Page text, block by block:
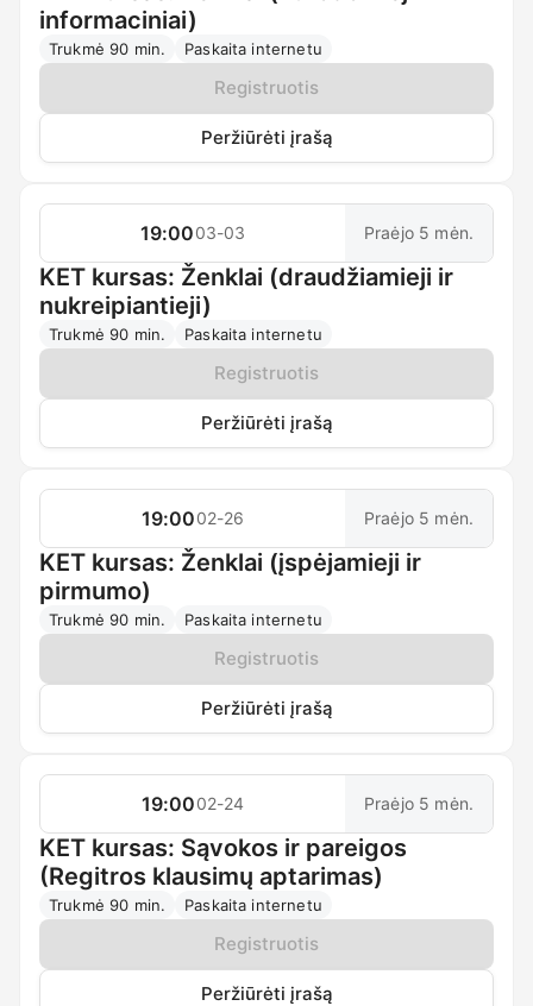
informaciniai)
Trukmė 90 min. Paskaita internetu
Registruotis
Peržiūrėti įrašą
19:0003-03 Praėjo 5 mėn.
KET kursas: Ženklai (draudžiamieji ir
nukreipiantieji)
Trukmė 90 min. Paskaita internetu
Registruotis
Peržiūrėti įrašą
19:0002-26 Praėjo 5 mėn.
KET kursas: Ženklai (įspėjamieji ir
pirmumo)
Trukmė 90 min. Paskaita internetu
Registruotis
Peržiūrėti įrašą
19:0002-24 Praėjo 5 mėn.
KET kursas: Sąvokos ir pareigos
(Regitros klausimų aptarimas)
Trukmė 90 min. Paskaita internetu
Registruotis
Peržiūrėti įrašą